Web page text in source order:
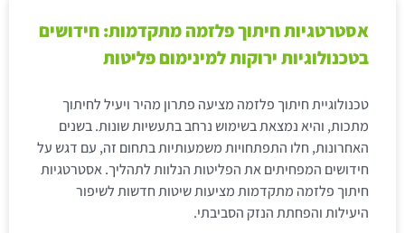
אסטרטגיות חיתוך פלזמה מתקדמות: חידושים
בטכנולוגיות ירוקות למינימום פליטות
טכנולוגיית חיתוך פלזמה מציעה פתרון מהיר ויעיל לחיתוך
מתכות, והיא נמצאת בשימוש נרחב בתעשיות שונות. בשנים
האחרונות, חלו התפתחויות משמעותיות בתחום זה, עם דגש על
חידושים המפחיתים את הפליטות הנלוות לתהליך. אסטרטגיות
חיתוך פלזמה מתקדמות מציעות שיטות חדשות לשיפור
היעילות והפחתת הנזק הסביבתי.